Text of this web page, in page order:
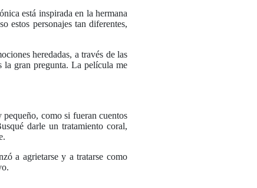
está inspirada en la hermana
estos personajes tan diferentes,
heredadas, a través de las
la gran pregunta. La película me
como si fueran cuentos
darle un tratamiento coral,
a agrietarse y a tratarse como